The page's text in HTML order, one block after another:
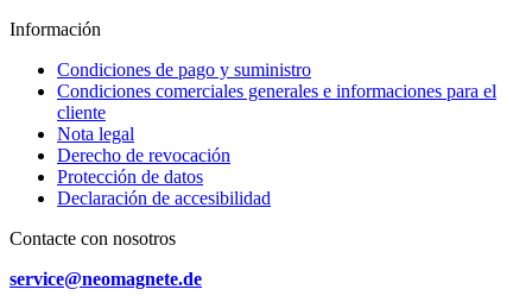
Información
Condiciones de pago y suministro
Condiciones comerciales generales e informaciones para el
cliente
Nota legal
Derecho de revocación
Protección de datos
Declaración de accesibilidad
Contacte con nosotros
service@neomagnete.de